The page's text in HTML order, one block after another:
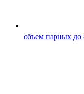
объем парных до